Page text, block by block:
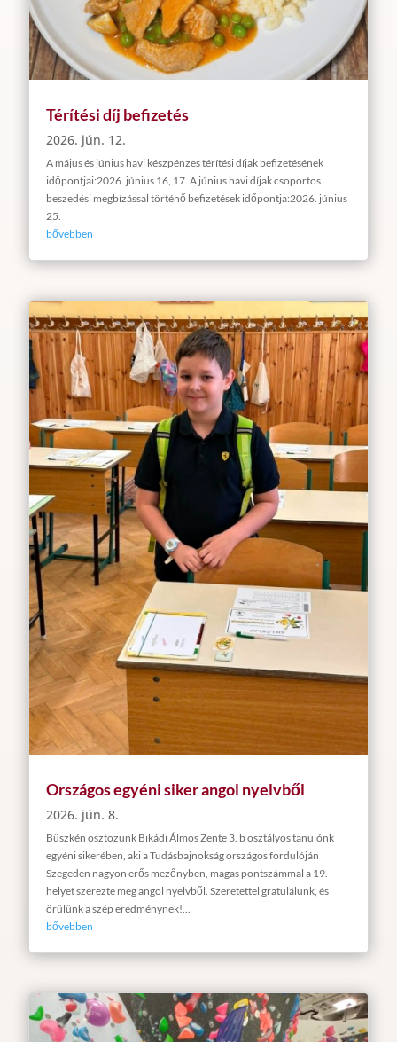
Térítési díj befizetés
2026. jún. 12.
A május és június havi készpénzes térítési díjak befizetésének
időpontjai:2026. június 16, 17. A június havi díjak csoportos
beszedési megbízással történő befizetések időpontja:2026. június
25.
bővebben
Országos egyéni siker angol nyelvből
2026. jún. 8.
Büszkén osztozunk Bikádi Álmos Zente 3. b osztályos tanulónk
egyéni sikerében, aki a Tudásbajnokság országos fordulóján
Szegeden nagyon erős mezőnyben, magas pontszámmal a 19.
helyet szerezte meg angol nyelvből. Szeretettel gratulálunk, és
örülünk a szép eredménynek!...
bővebben